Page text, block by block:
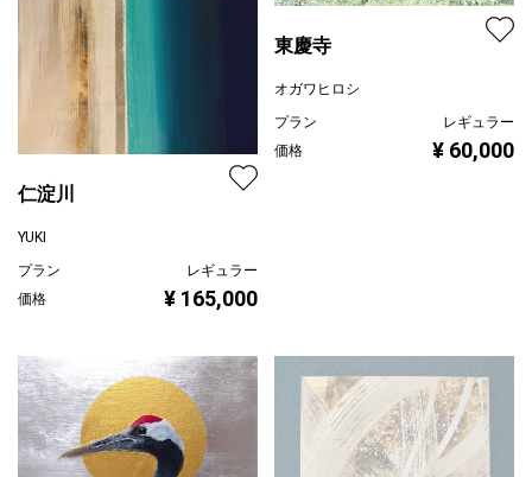
仁淀川
YUKI
プラン
レギュラー
価格
¥ 165,000
東慶寺
オガワヒロシ
プラン
レギュラー
価格
¥ 60,000